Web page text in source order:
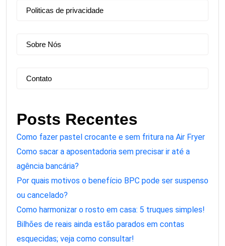
Politicas de privacidade
Sobre Nós
Contato
Posts Recentes
Como fazer pastel crocante e sem fritura na Air Fryer
Como sacar a aposentadoria sem precisar ir até a
agência bancária?
Por quais motivos o benefício BPC pode ser suspenso
ou cancelado?
Como harmonizar o rosto em casa: 5 truques simples!
Bilhões de reais ainda estão parados em contas
esquecidas; veja como consultar!